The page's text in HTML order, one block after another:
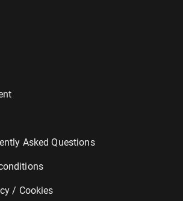
Asked Questions
/ Cookies